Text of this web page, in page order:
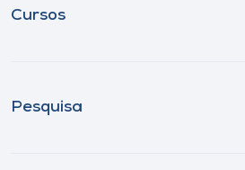
Cursos
Pesquisa